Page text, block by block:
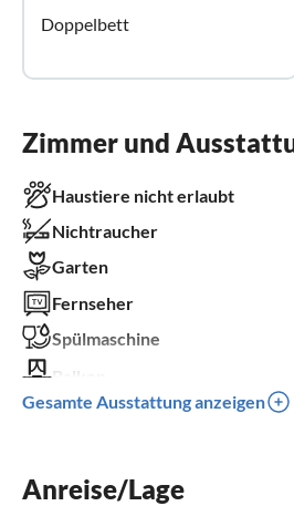
Doppelbett
Zimmer und
Haustiere nicht erlaubt
Nichtraucher
Garten
Fernseher
Spülmaschine
Balkon
Kinderbett
Gesamte Ausstattung anzeigen
Anreise/Lage